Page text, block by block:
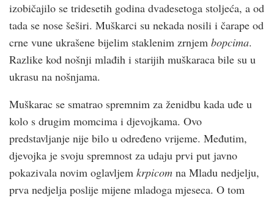
izobičajilo se tridesetih godina dvadesetoga stoljeća, a od
tada se nose šeširi. Muškarci su nekada nosili i čarape od
crne vune ukrašene bijelim staklenim zrnjem bopcima.
Razlike kod nošnji mlađih i starijih muškaraca bile su u
ukrasu na nošnjama.
Muškarac se smatrao spremnim za ženidbu kada uđe u
kolo s drugim momcima i djevojkama. Ovo
predstavljanje nije bilo u određeno vrijeme. Međutim,
djevojka je svoju spremnost za udaju prvi put javno
pokazivala novim oglavljem krpicom na Mladu nedjelju,
prva nedjelja poslije mijene mladoga mjeseca. O tom